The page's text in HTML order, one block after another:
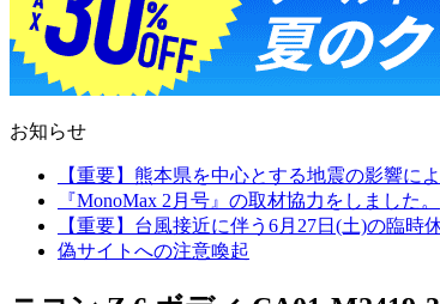
お知らせ
【重要】熊本県を中心とする地震の影響に
『MonoMax 2月号』の取材協力をしました。
【重要】台風接近に伴う6月27日(土)の臨
偽サイトへの注意喚起